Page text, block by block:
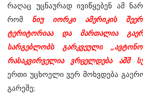
რაღაც უცნაურად ივიწყებენ ამ
რომ
ნიუ იორკი ამერიკის
ტერიტორიაა
და მართალია
სარგებლობს
გარკვეული„
რასაკვირველია
ვრცელდება აშშ
ერთი უცხოელი ვერ მოხვდება
გარეშე;